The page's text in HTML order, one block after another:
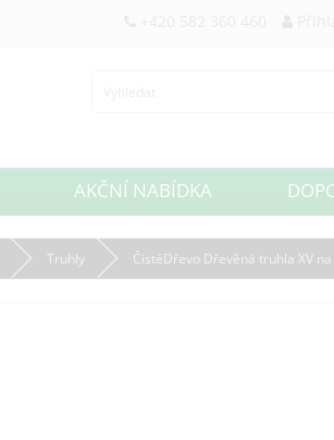
+420 582 360 460
AKČNÍ NABÍDKA
Truhly ČistéDřevo Dřevěná truhla XV na